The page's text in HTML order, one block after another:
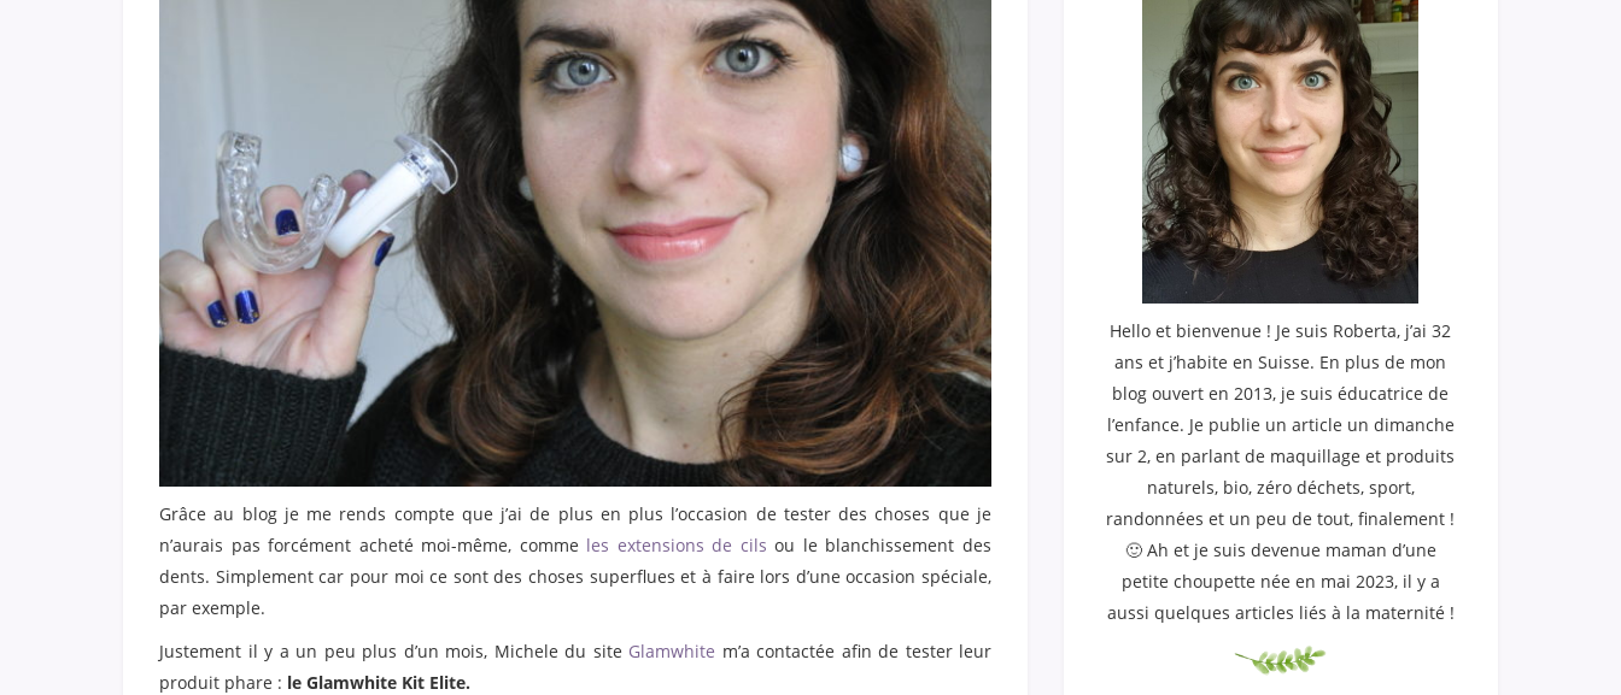
Grâce au blog je me rends compte que j’ai de plus en plus l’occasion de tester des choses que je
n’aurais pas forcément acheté moi-même, comme les extensions de cils ou le blanchissement des
dents. Simplement car pour moi ce sont des choses superflues et à faire lors d’une occasion spéciale,
par exemple.
Justement il y a un peu plus d’un mois, Michele du site Glamwhite m’a contactée afin de tester leur
produit phare : le Glamwhite Kit Elite.
Hello et bienvenue ! Je suis Roberta, j’ai 32
ans et j’habite en Suisse. En plus de mon
blog ouvert en 2013, je suis éducatrice de
l’enfance. Je publie un article un dimanche
sur 2, en parlant de maquillage et produits
naturels, bio, zéro déchets, sport,
randonnées et un peu de tout, finalement !
🙂 Ah et je suis devenue maman d’une
petite choupette née en mai 2023, il y a
aussi quelques articles liés à la maternité !